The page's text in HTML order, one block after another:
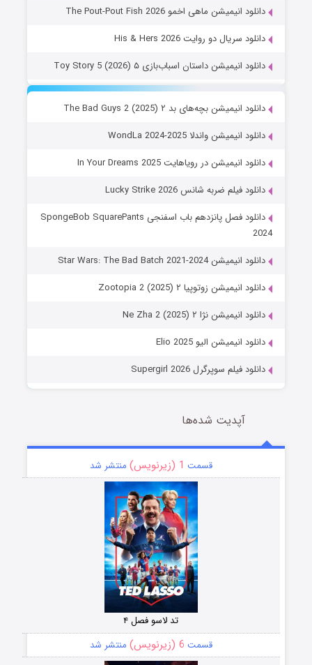
دانلود انیمیشن ماهی اخمو The Pout-Pout Fish 2026
دانلود سریال دو روایت His & Hers 2026
دانلود انیمیشن داستان اسباب‌بازی ۵ Toy Story 5 (2026)
دانلود انیمیشن بچه‌های بد ۲ The Bad Guys 2 (2025)
دانلود انیمیشن واندلا WondLa 2024-2025
دانلود انیمیشن در رویاهایت In Your Dreams 2025
دانلود فیلم ضربه شانس Lucky Strike 2026
دانلود فصل پانزدهم باب اسفنجی SpongeBob SquarePants
2024
دانلود انیمیشن Star Wars: The Bad Batch 2021-2024
دانلود انیمیشن زوتوپیا ۲ Zootopia 2 (2025)
دانلود انیمیشن نژا ۲ Ne Zha 2 (2025)
دانلود انیمیشن الیو Elio 2025
دانلود فیلم سوپرگرل Supergirl 2026
آپدیت شده‌ها
قسمت 1 (زیرنویس) منتشر شد
تد لاسو فصل ۴
قسمت 6 (زیرنویس) منتشر شد